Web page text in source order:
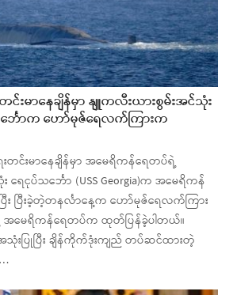
မာနေချိန်မှာ နျူကလီးယားစွမ်းအင်သုံး
ောက ဟော်မုဇ်ရေလက်ကြားက
င်းမာနေချိန်မှာ အမေရိကန်ရေတပ်ရဲ့
ရေငုပ်သင်္ဘော (USS Georgia)က အမေရိကန်
ြီး ပြီးခဲ့တဲ့တနင်္လာနေ့က ဟော်မုဇ်ရေလက်ကြား
မေရိကန်ရေတပ်က ထုတ်ပြန်ခဲ့ပါတယ်။
သုံးပြုပြီး ချိန်ကိုက်ဒုံးကျည် တပ်ဆင်ထားတဲ့